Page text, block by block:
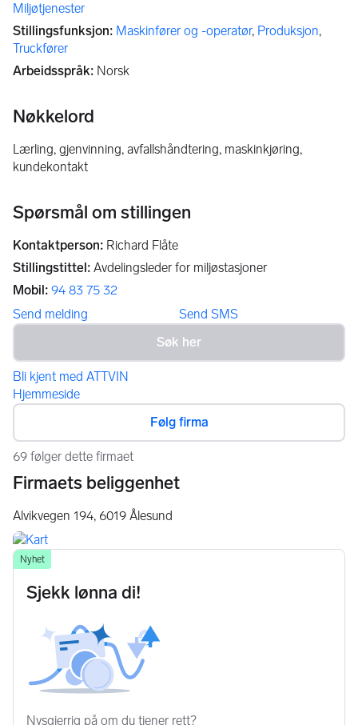
Miljøtjenester
Stillingsfunksjon: Maskinfører og -operatør, Produksjon,
Truckfører
Arbeidsspråk: Norsk
Nøkkelord
lærling, gjenvinning, avfallshåndtering, maskinkjøring,
kundekontakt
Spørsmål om stillingen
Kontaktperson: Richard Flåte
Stillingstittel: Avdelingsleder for miljøstasjoner
Mobil: 94 83 75 32
Send melding
Send SMS
Bli kjent med ATTVIN
Hjemmeside
Følg firma
69 følger dette firmaet
Firmaets beliggenhet
Alvikvegen 194, 6019 Ålesund